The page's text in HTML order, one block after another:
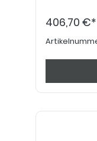
406,70 €*